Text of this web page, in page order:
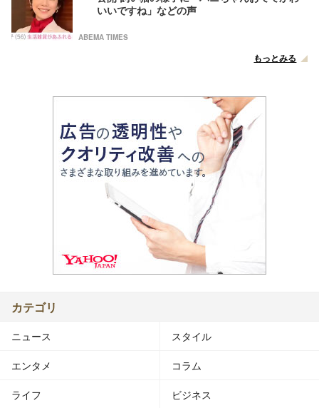
いいですね」などの声
ABEMA TIMES
もっとみる
カテゴリ
ニュース スタイル
エンタメ コラム
ライフ ビジネス